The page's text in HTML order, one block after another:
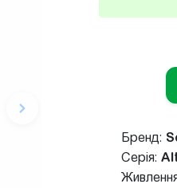
Бренд:
Серія: